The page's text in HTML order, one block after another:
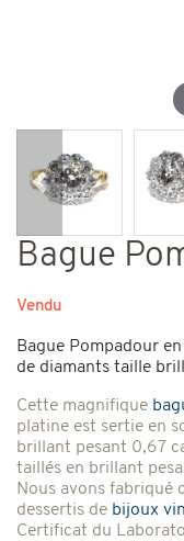
Précédent
Bague
Vendu
Bague Pompadour
de diamants taille
Cette magnifique
platine est sertie en
brillant pesant 0,67
taillés en brillant
Nous avons fabriqué
dessertis de bijoux
Certificat du